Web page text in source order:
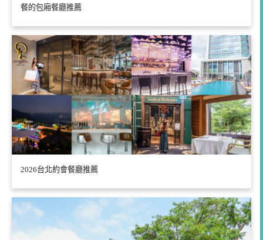
餐的包廂餐廳推薦
2026台北約會餐廳推薦